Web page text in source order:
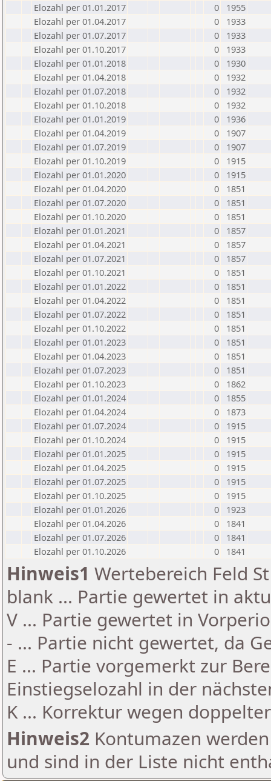
Elozahl per 01.01.2017
0
1955
Elozahl per 01.04.2017
0
1933
Elozahl per 01.07.2017
0
1933
Elozahl per 01.10.2017
0
1933
Elozahl per 01.01.2018
0
1930
Elozahl per 01.04.2018
0
1932
Elozahl per 01.07.2018
0
1932
Elozahl per 01.10.2018
0
1932
Elozahl per 01.01.2019
0
1936
Elozahl per 01.04.2019
0
1907
Elozahl per 01.07.2019
0
1907
Elozahl per 01.10.2019
0
1915
Elozahl per 01.01.2020
0
1915
Elozahl per 01.04.2020
0
1851
Elozahl per 01.07.2020
0
1851
Elozahl per 01.10.2020
0
1851
Elozahl per 01.01.2021
0
1857
Elozahl per 01.04.2021
0
1857
Elozahl per 01.07.2021
0
1857
Elozahl per 01.10.2021
0
1851
Elozahl per 01.01.2022
0
1851
Elozahl per 01.04.2022
0
1851
Elozahl per 01.07.2022
0
1851
Elozahl per 01.10.2022
0
1851
Elozahl per 01.01.2023
0
1851
Elozahl per 01.04.2023
0
1851
Elozahl per 01.07.2023
0
1851
Elozahl per 01.10.2023
0
1862
Elozahl per 01.01.2024
0
1855
Elozahl per 01.04.2024
0
1873
Elozahl per 01.07.2024
0
1915
Elozahl per 01.10.2024
0
1915
Elozahl per 01.01.2025
0
1915
Elozahl per 01.04.2025
0
1915
Elozahl per 01.07.2025
0
1915
Elozahl per 01.10.2025
0
1915
Elozahl per 01.01.2026
0
1923
Elozahl per 01.04.2026
0
1841
Elozahl per 01.07.2026
0
1841
Elozahl per 01.10.2026
0 1841
Hinweis1 Wertebereich Feld
blank ... Partie gewertet in
V ... Partie gewertet in
- ... Partie nicht gewertet, da
E ... Partie vorgemerkt zur
Einstiegselozahl in der
K ... Korrektur wegen
Hinweis2 Kontumazen
und sind in der Liste nicht